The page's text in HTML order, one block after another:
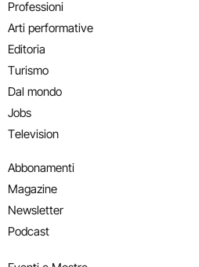
Professioni
Arti performative
Editoria
Turismo
Dal mondo
Jobs
Television
Abbonamenti
Magazine
Newsletter
Podcast